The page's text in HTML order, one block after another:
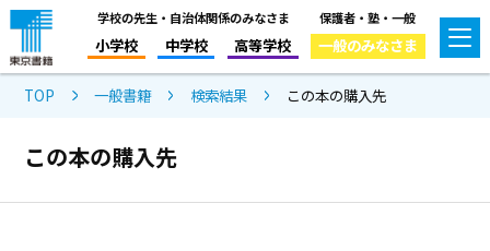
学校の先生・自治体関係のみなさま
小学校 中学校 高等学校
保護者・塾・一般
一般のみなさま
TOP 一般書籍 検索結果 この本の購入先
この本の購入先